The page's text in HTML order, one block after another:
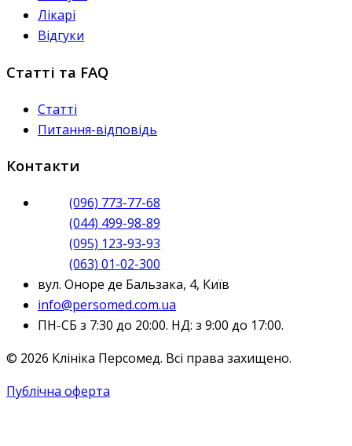
Лікарі
Відгуки
Статті та FAQ
Статті
Питання-відповідь
Контакти
(096) 773-77-68
(044) 499-98-89
(095) 123-93-93
(063) 01-02-300
вул. Оноре де Бальзака, 4, Київ
info@persomed.com.ua
ПН-СБ з 7:30 до 20:00. НД: з 9:00 до 17:00.
© 2026 Клініка Персомед. Всі права захищено.
Публічна оферта